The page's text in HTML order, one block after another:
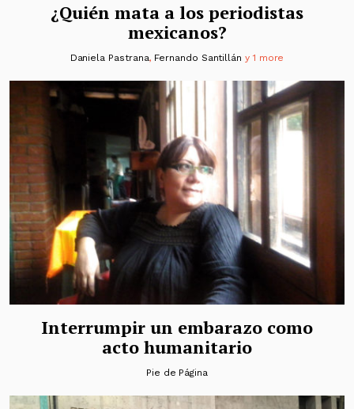
¿Quién mata a los periodistas
mexicanos?
Daniela Pastrana, Fernando Santillán y 1 more
Interrumpir un embarazo como
acto humanitario
Pie de Página